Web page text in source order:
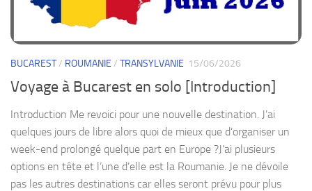
BUCAREST/ ROUMANIE / TRANSYLVANIE 15/06/2026
Voyage à Bucarest en solo [Introduction]
Introduction Me revoici pour une nouvelle destination. J’ai
quelques jours de libre alors quoi de mieux que d’organiser un
week-end prolongé quelque part en Europe ?J’ai plusieurs
options en tête et l’une d’elle est la Roumanie. Je ne dévoile
pas les autres destinations car elles seront prévu pour plus